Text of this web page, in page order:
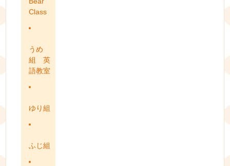
Class
うめ
組 英
語教室
ゆり組
ふじ組